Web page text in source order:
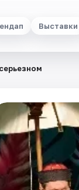
Выставки